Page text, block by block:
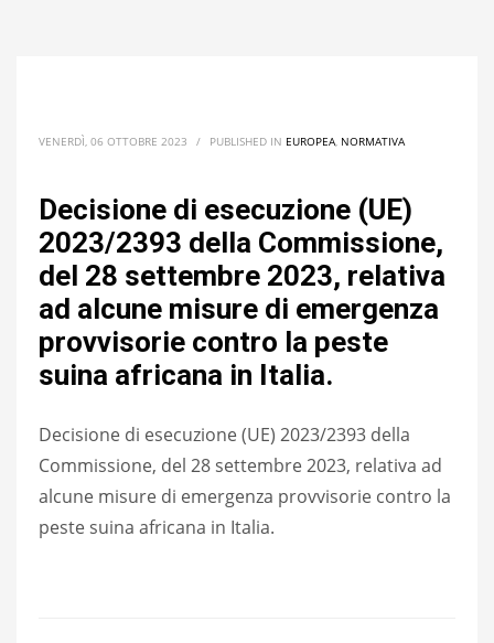
VENERDÌ, 06 OTTOBRE 2023 / PUBLISHED IN EUROPEA, NORMATIVA
Decisione di esecuzione (UE)
2023/2393 della Commissione,
del 28 settembre 2023, relativa
ad alcune misure di emergenza
provvisorie contro la peste
suina africana in Italia.
Decisione di esecuzione (UE) 2023/2393 della
Commissione, del 28 settembre 2023, relativa ad
alcune misure di emergenza provvisorie contro la
peste suina africana in Italia.